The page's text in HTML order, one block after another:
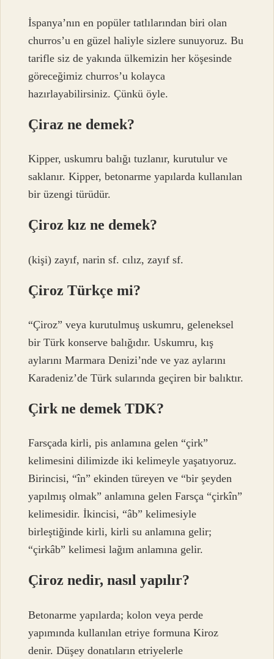
İspanya’nın en popüler tatlılarından biri olan
churros’u en güzel haliyle sizlere sunuyoruz. Bu
tarifle siz de yakında ülkemizin her köşesinde
göreceğimiz churros’u kolayca
hazırlayabilirsiniz. Çünkü öyle.
Çiraz ne demek?
Kipper, uskumru balığı tuzlanır, kurutulur ve
saklanır. Kipper, betonarme yapılarda kullanılan
bir üzengi türüdür.
Çiroz kız ne demek?
(kişi) zayıf, narin sf. cılız, zayıf sf.
Çiroz Türkçe mi?
“Çiroz” veya kurutulmuş uskumru, geleneksel
bir Türk konserve balığıdır. Uskumru, kış
aylarını Marmara Denizi’nde ve yaz aylarını
Karadeniz’de Türk sularında geçiren bir balıktır.
Çirk ne demek TDK?
Farsçada kirli, pis anlamına gelen “çirk”
kelimesini dilimizde iki kelimeyle yaşatıyoruz.
Birincisi, “în” ekinden türeyen ve “bir şeyden
yapılmış olmak” anlamına gelen Farsça “çirkîn”
kelimesidir. İkincisi, “âb” kelimesiyle
birleştiğinde kirli, kirli su anlamına gelir;
“çirkâb” kelimesi lağım anlamına gelir.
Çiroz nedir, nasıl yapılır?
Betonarme yapılarda; kolon veya perde
yapımında kullanılan etriye formuna Kiroz
denir. Düşey donatıların etriyelerle